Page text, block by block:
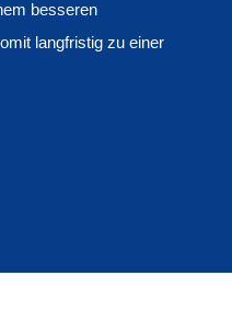
besseren
langfristig zu einer